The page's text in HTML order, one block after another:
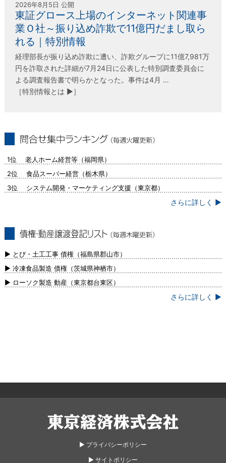
2026年8月5日 公開
東証グロース上場のインターネット関連事
業Ｏ社～振り込め詐欺で11億円だまし取ら
れる｜特別情報
経理部長が振り込め詐欺に遭い、詐欺グループに11億7,981万
円を詐取された詳細が7月24日に公表した特別調査委員会に
よる調査報告書で明らかとなった。事件は4月 …
［特別情報とは ▶］
1位 老人ホーム経営等（福岡県）
2位 食品スーパー経営（栃木県）
3位 システム開発・マーケティング支援（東京都）
さらに詳しく ▶
新）
▶ とび・土工工事 債権（福島県郡山市）
▶ 冷凍食品製造 債権（茨城県神栖市）
▶ ローソク製造 動産（東京都台東区）
さらに詳しく ▶
▶︎ プライバシーポリシー
▶︎ サイトポリシー